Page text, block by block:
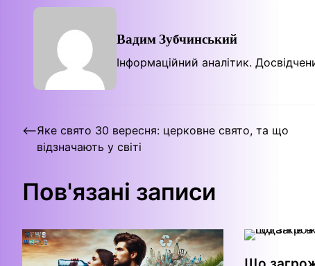
Вадим Зубчинський
Інформаційний аналітик.
Навігація
записів
⟵Яке свято 30 вересня: церковне свято, та що
відзначають у світі
Пов'язані записи